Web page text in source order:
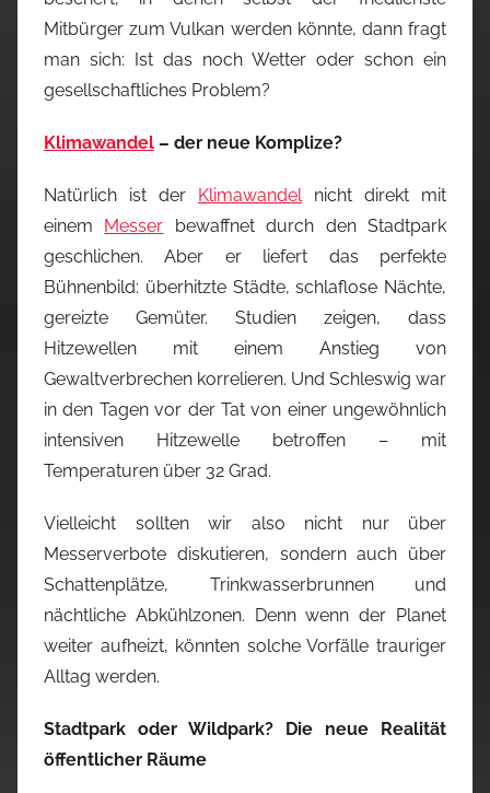
Mitbürger zum Vulkan werden könnte, dann fragt
man sich: Ist das noch Wetter oder schon ein
gesellschaftliches Problem?
Klimawandel – der neue Komplize?
Natürlich ist der Klimawandelnicht direkt mit
einem Messer bewaffnet durch den Stadtpark
geschlichen. Aber er liefert das perfekte
Bühnenbild: überhitzte Städte, schlaflose Nächte,
gereizte Gemüter. Studien zeigen, dass
Hitzewellen mit einem Anstieg von
Gewaltverbrechen korrelieren. Und Schleswig war
in den Tagen vor der Tat von einer ungewöhnlich
intensiven Hitzewelle betroffen – mit
Temperaturen über 32 Grad.
Vielleicht sollten wir also nicht nur über
Messerverbote diskutieren, sondern auch über
Schattenplätze, Trinkwasserbrunnen und
nächtliche Abkühlzonen. Denn wenn der Planet
weiter aufheizt, könnten solche Vorfälle trauriger
Alltag werden.
Stadtpark oder Wildpark? Die neue Realität
öffentlicher Räume